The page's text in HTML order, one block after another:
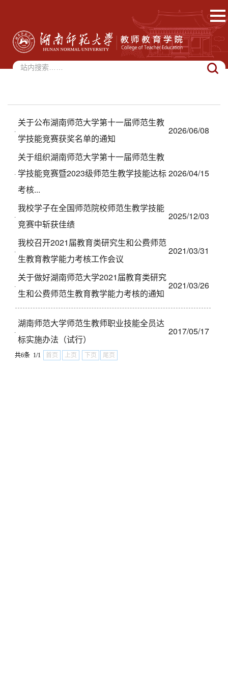
·
关于公布湖南师范大学第十一届师范生教
学技能竞赛获奖名单的通知
2026/06/08
·
关于组织湖南师范大学第十一届师范生教
学技能竞赛暨2023级师范生教学技能达标
考核...
2026/04/15
·
我校学子在全国师范院校师范生教学技能
竞赛中斩获佳绩
2025/12/03
·
我校召开2021届教育类研究生和公费师范
生教育教学能力考核工作会议
2021/03/31
·
关于做好湖南师范大学2021届教育类研究
生和公费师范生教育教学能力考核的通知
2021/03/26
·
湖南师范大学师范生教师职业技能全员达
标实施办法（试行）
2017/05/17
共6条 1/1 首页 上页 下页 尾页